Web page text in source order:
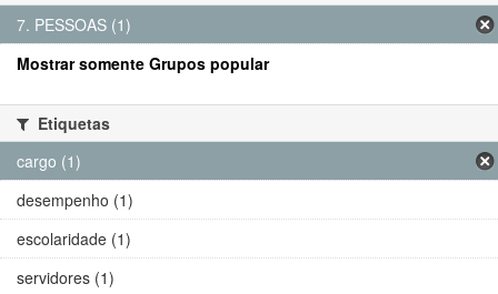
7. PESSOAS (1)
Mostrar somente Grupos popular
Etiquetas
cargo (1)
desempenho (1)
escolaridade (1)
servidores (1)